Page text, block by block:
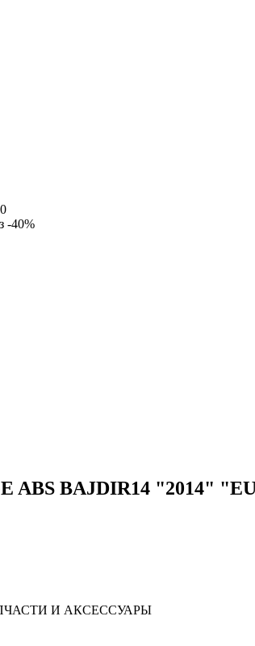
-40%
ABS BAJDIR14 "2014"
И АКСЕССУАРЫ